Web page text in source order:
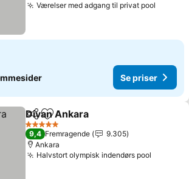
Værelser med adgang til privat pool
Se priser
Del Føj til favoritter
Divan Ankara
5 Stjerner
9,4 Fremragende
9.305
Ankara
Halvstort olympisk indendørs pool